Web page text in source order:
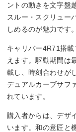
ントの動きを文字盤
スルー・スクリュー
しめるのが魅力です。
キャリバー4R71搭
えます。駆動期間は
載し、時刻合わせが
デュアルカーブサフ
れています。
購入者からは、デザ
います。和の意匠と